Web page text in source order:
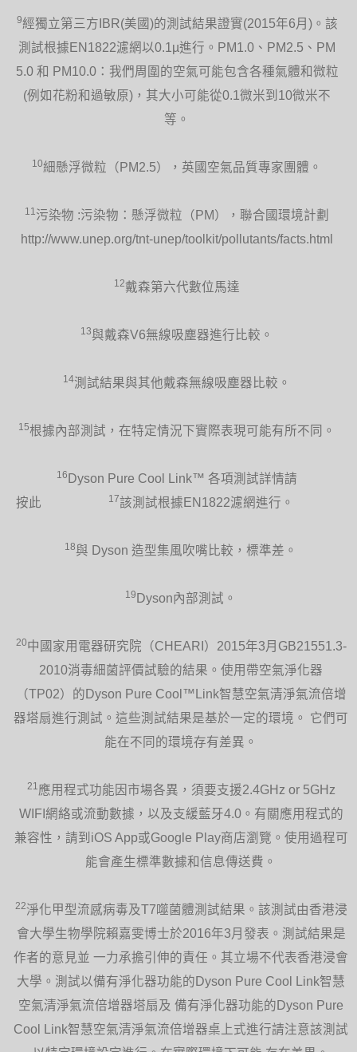
9經獨立第三方IBR(美國)的測試結果證實(2015年6月)。該
測試根據EN1822濾網以0.1µ進行。PM1.0、PM2.5、PM
5.0 和 PM10.0：我們周圍的空氣可能包含各種氣體和微粒
(例如花粉和過敏原)，其大小可能從0.1微米到10微米不
等。
10細懸浮微粒（PM2.5），英國空氣品質專家團體。
11 污染物 :污染物：懸浮微粒（PM），聯合國環境計劃
http://www.unep.org/tnt-unep/toolkit/pollutants/facts.html
12戴森第六代數位馬達
13與戴森V6無線吸塵器進行比較。
14測試結果與其他戴森無線吸塵器比較。
15根據內部測試，在特定情況下實際表現可能有所不同。
16 Dyson Pure Cool Link™ 各項測試詳情請
按此
17該測試根據EN1822濾網進行。
18與 Dyson 造型集風吹嘴比較，標準差。
19 Dyson內部測試。
20中國家用電器研究院（CHEARI）2015年3月GB21551.3-
2010消毒細菌評價試驗的結果。使用帶空氣淨化器
（TP02）的Dyson Pure Cool™Link智慧空氣清淨氣流倍增
器塔扇進行測試。這些測試結果是基於一定的環境。 它們可
能在不同的環境存有差異。
21 應用程式功能因市場各異，須要支援2.4GHz or 5GHz
WIFI網絡或流動數據，以及支緩藍牙4.0。有關應用程式的
兼容性，請到iOS App或Google Play商店瀏覽。使用過程可
能會產生標準數據和信息傳送費。
22淨化甲型流感病毒及T7噬菌體測試結果。該測試由香港浸
會大學生物學院賴嘉雯博士於2016年3月發表。測試結果是
作者的意見並 一力承擔引伸的責任。其立場不代表香港浸會
大學。測試以備有淨化器功能的Dyson Pure Cool Link智慧
空氣清淨氣流倍增器塔扇及 備有淨化器功能的Dyson Pure
Cool Link智慧空氣清淨氣流倍增器桌上式進行請注意該測試